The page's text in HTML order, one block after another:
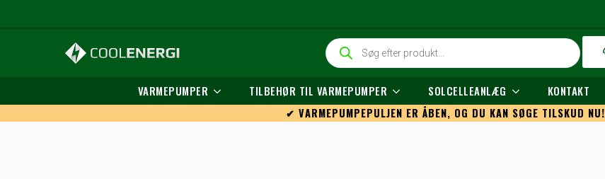
Products
search
VARMEPUMPER TILBEHØR TIL VARMEPUMPER SOLCELLEANLÆG KONTAKT
✔ VARMEPUMPEPULJEN ER ÅBEN, OG DU KAN SØGE TILSKUD NU!